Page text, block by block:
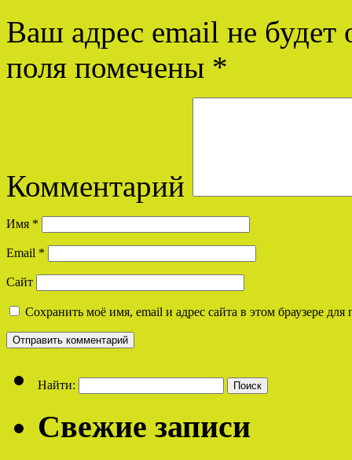
Ваш адрес email не будет
поля помечены *
Комментарий
Имя *
Email *
Сайт
Сохранить моё имя, email и адрес сайта в этом браузере
Найти:
Свежие записи